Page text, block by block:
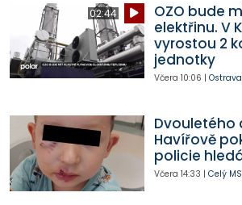
02:44
OZO bude
elektřinu. V
vyrostou 2
jednotky
Včera 10:06 |
Dvouletého
Havířově
policie
Včera 14:33 | Celý